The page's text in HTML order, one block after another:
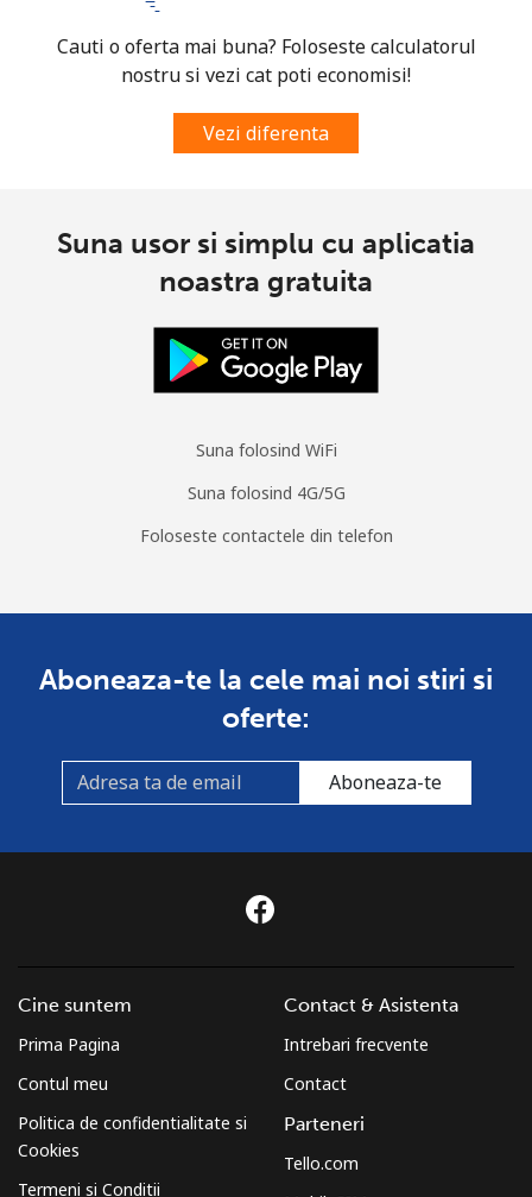
Cauti o oferta mai buna? Foloseste calculatorul
nostru si vezi cat poti economisi!
Vezi diferenta
Suna usor si simplu cu aplicatia
noastra gratuita
Suna folosind WiFi
Suna folosind 4G/5G
Foloseste contactele din telefon
Aboneaza-te la cele mai noi stiri si
oferte:
Aboneaza-te
Cine suntem
Prima Pagina
Contul meu
Politica de confidentialitate si
Cookies
Termeni si Conditii
Contact & Asistenta
Intrebari frecvente
Contact
Parteneri
Tello.com